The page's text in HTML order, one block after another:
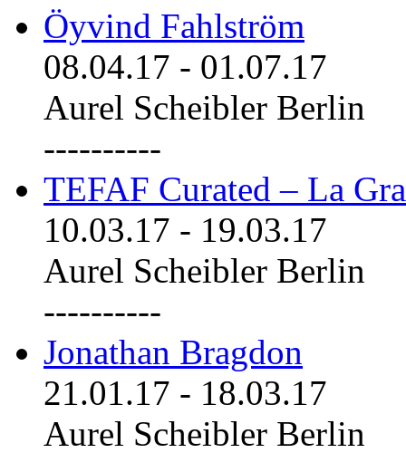
Öyvind Fahlström
08.04.17 - 01.07.17
Aurel Scheibler Berlin
----------
TEFAF Curated – La
10.03.17 - 19.03.17
Aurel Scheibler Berlin
----------
Jonathan Bragdon
21.01.17 - 18.03.17
Aurel Scheibler Berlin